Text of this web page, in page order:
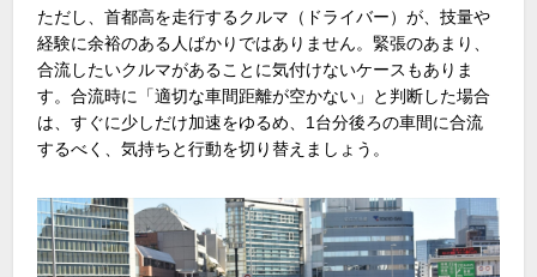
ただし、首都高を走行するクルマ（ドライバー）が、技量や
経験に余裕のある人ばかりではありません。緊張のあまり、
合流したいクルマがあることに気付けないケースもありま
す。合流時に「適切な車間距離が空かない」と判断した場合
は、すぐに少しだけ加速をゆるめ、1台分後ろの車間に合流
するべく、気持ちと行動を切り替えましょう。